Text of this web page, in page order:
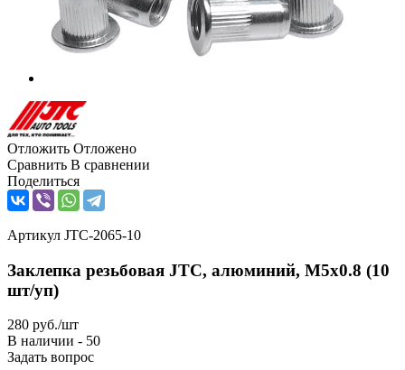
Отложить Отложено
Сравнить В сравнении
Поделиться
Артикул JTC-2065-10
Заклепка резьбовая JTC, алюминий, M5х0.8 (10
шт/уп)
280 руб./шт
В наличии - 50
Задать вопрос